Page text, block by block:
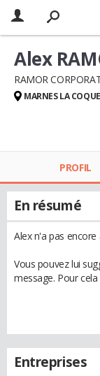
Alex
RAMOR
MARNES LA
PROFIL
En résumé
Alex n'a pas
Vous pouvez lui
message. Pour
Entreprises